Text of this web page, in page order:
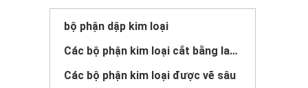
bộ phận dập kim loại
Các bộ phận kim loại cắt bằng laser
Các bộ phận kim loại được vẽ sâu